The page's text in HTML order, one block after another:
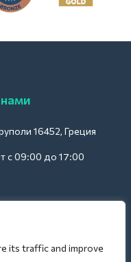
its traffic and improve
16452, Греция
с 09:00 до 17:00